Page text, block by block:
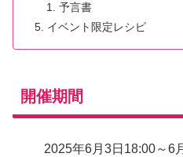
予言書
イベント限定レシピ
開催期間
2025年6月3日18:00～6